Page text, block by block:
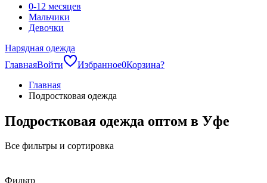
0-12 месяцев
Мальчики
Девочки
Нарядная одежда
ГлавнаяВойти Избранное0Корзина?
Главная
Подростковая одежда
Подростковая одежда оптом в Уфе
Все фильтры и сортировка
Фильтр